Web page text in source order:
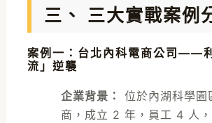
三、 三大實戰案例
案例一：台北內科電商公司——
流」逆襲
企業背景：
位於內湖科學園
商，成立 2 年，員工 4 人，